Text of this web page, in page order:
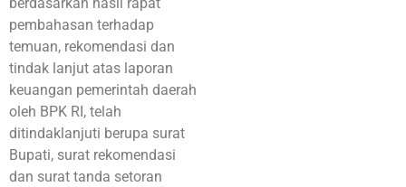
berdasarkan hasil rapat
pembahasan terhadap
temuan, rekomendasi dan
tindak lanjut atas laporan
keuangan pemerintah daerah
oleh BPK RI, telah
ditindaklanjuti berupa surat
Bupati, surat rekomendasi
dan surat tanda setoran